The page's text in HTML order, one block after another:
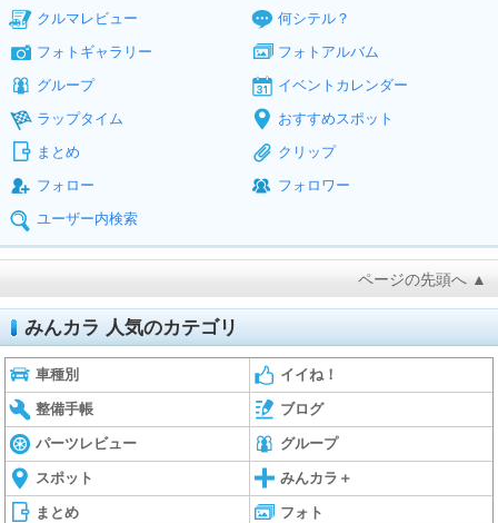
クルマレビュー
何シテル？
フォトギャラリー
フォトアルバム
グループ
イベントカレンダー
ラップタイム
おすすめスポット
まとめ
クリップ
フォロー
フォロワー
ユーザー内検索
ページの先頭へ ▲
みんカラ 人気のカテゴリ
車種別 イイね！
整備手帳 ブログ
パーツレビュー グループ
スポット みんカラ＋
まとめ フォト